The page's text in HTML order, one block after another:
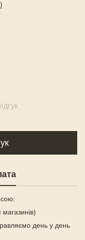
день у день